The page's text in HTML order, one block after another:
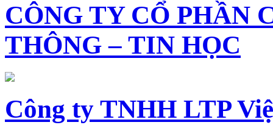
CÔNG TY CỔ PHẦN
THÔNG – TIN HỌC
Công ty TNHH LTP